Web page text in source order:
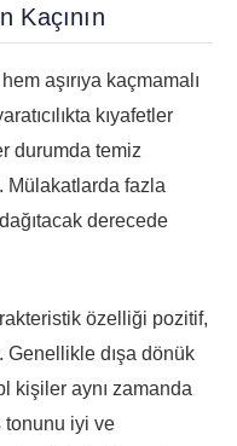
Kaçının
aşırıya kaçmamalı
kıyafetler
durumda temiz
Mülakatlarda fazla
derecede
özelliği pozitif,
Genellikle dışa dönük
kişiler aynı zamanda
tonunu iyi ve